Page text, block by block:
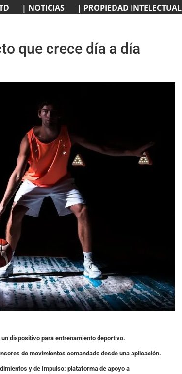
| NOTICIAS | PROPIEDAD INTELECTUAL
que crece día a día
dispositivo para entrenamiento deportivo.
de movimientos comandado desde una aplicación.
y de Impulso: plataforma de apoyo a